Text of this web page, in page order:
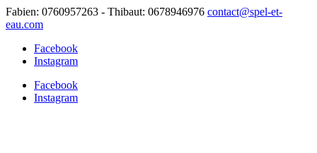
Fabien: 0760957263 - Thibaut: 0678946976 contact@spel-et-
eau.com
Facebook
Instagram
Facebook
Instagram